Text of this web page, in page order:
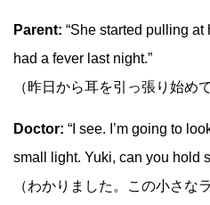
Parent: “She started pulling at
had a fever last night.”
（昨日から耳を引っ張り始め
Doctor: “I see. I’m going to
small light. Yuki, can you hold
（わかりました。この小さな